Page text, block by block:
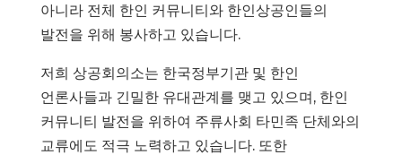
아니라 전체 한인 커뮤니티와 한인상공인들의
발전을 위해 봉사하고 있습니다.
저희 상공회의소는 한국정부기관 및 한인
언론사들과 긴밀한 유대관계를 맺고 있으며, 한인
커뮤니티 발전을 위하여 주류사회 타민족 단체와의
교류에도 적극 노력하고 있습니다. 또한